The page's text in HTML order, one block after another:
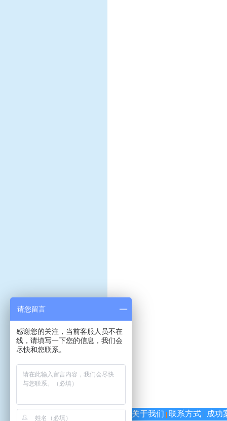
关于我们 | 联系方式 | 成功
请您留言
感谢您的关注，当前客服人员不在
线，请填写一下您的信息，我们会
尽快和您联系。